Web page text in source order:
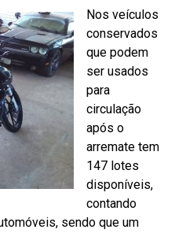
Nos veículos
conservados
que podem
ser usados
para
circulação
após o
arremate tem
147 lotes
disponíveis,
contando
sendo que um